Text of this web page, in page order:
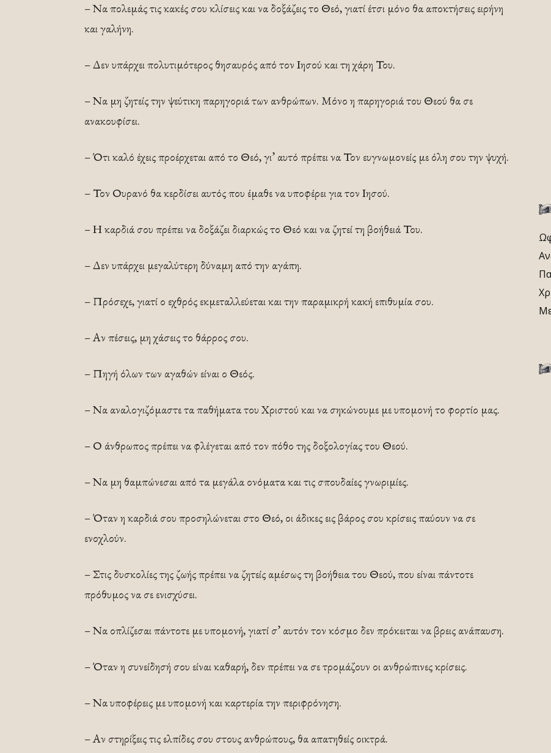
– Να πολεμάς τις κακές σου κλίσεις και να δοξάζεις το Θεό, γιατί έτσι μόνο θα αποκτήσεις ειρήνη
και γαλήνη.
– Δεν υπάρχει πολυτιμότερος θησαυρός από τον Ιησού και τη χάρη Του.
– Να μη ζητείς την ψεύτικη παρηγοριά των ανθρώπων. Μόνο η παρηγοριά του Θεού θα σε
ανακουφίσει.
– Ότι καλό έχεις προέρχεται από το Θεό, γι’ αυτό πρέπει να Τον ευγνωμονείς με όλη σου την ψυχή.
– Τον Ουρανό θα κερδίσει αυτός που έμαθε να υποφέρει για τον Ιησού.
– Η καρδιά σου πρέπει να δοξάζει διαρκώς το Θεό και να ζητεί τη βοήθειά Του.
– Δεν υπάρχει μεγαλύτερη δύναμη από την αγάπη.
– Πρόσεχε, γιατί ο εχθρός εκμεταλλεύεται και την παραμικρή κακή επιθυμία σου.
– Αν πέσεις, μη χάσεις το θάρρος σου.
– Πηγή όλων των αγαθών είναι ο Θεός.
– Να αναλογιζόμαστε τα παθήματα του Χριστού και να σηκώνουμε με υπομονή το φορτίο μας.
– Ο άνθρωπος πρέπει να φλέγεται από τον πόθο της δοξολογίας του Θεού.
– Να μη θαμπώνεσαι από τα μεγάλα ονόματα και τις σπουδαίες γνωριμίες.
– Όταν η καρδιά σου προσηλώνεται στο Θεό, οι άδικες εις βάρος σου κρίσεις παύουν να σε
ενοχλούν.
– Στις δυσκολίες της ζωής πρέπει να ζητείς αμέσως τη βοήθεια του Θεού, που είναι πάντοτε
πρόθυμος να σε ενισχύσει.
– Να οπλίζεσαι πάντοτε με υπομονή, γιατί σ’ αυτόν τον κόσμο δεν πρόκειται να βρεις ανάπαυση.
– Όταν η συνείδησή σου είναι καθαρή, δεν πρέπει να σε τρομάζουν οι ανθρώπινες κρίσεις.
– Να υποφέρεις με υπομονή και καρτερία την περιφρόνηση.
– Αν στηρίξεις τις ελπίδες σου στους ανθρώπους, θα απατηθείς οικτρά.